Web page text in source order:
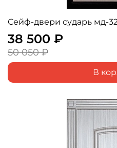
Сейф-двери сударь мд-
38 500 ₽
50 050 ₽
В